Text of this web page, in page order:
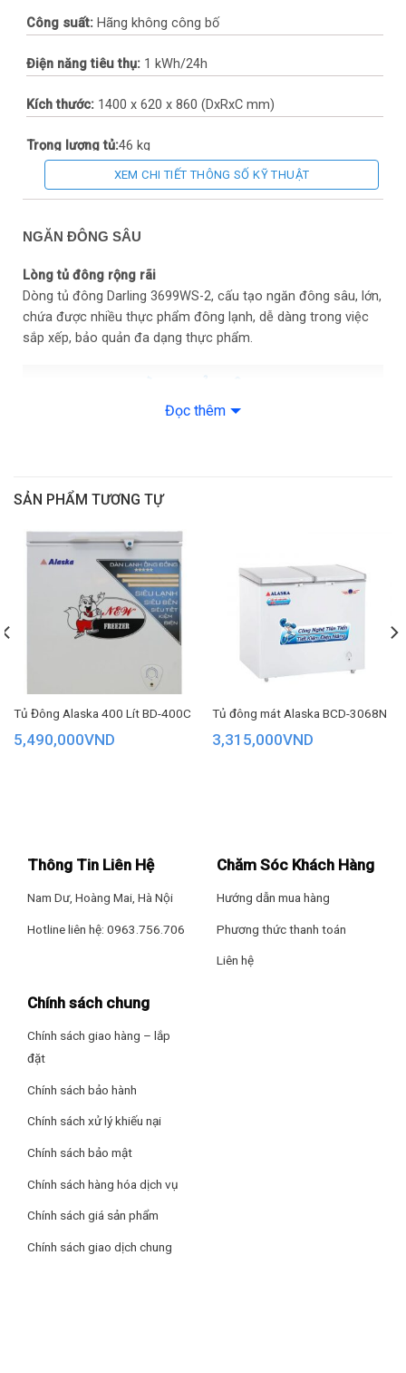
Công suất: Hãng không công bố
Điện năng tiêu thụ: 1 kWh/24h
Kích thước: 1400 x 620 x 860 (DxRxC mm)
Trọng lượng tủ:46 kg
Chất liệu dàn lạnh:Ống đồng
Số cửa: 2 cửa
Số ngăn:2 ngăn (1 đông + 1 mát)
Nhiệt độ (°C):Mát 0°C ~ 10°C, Đông 0ºC < -30ºC
Làm lạnh nhanh:
Việt Nam
Darling
Bảo hành:24 tháng
XEM CHI TIẾT THÔNG SỐ KỸ THUẬT
NGĂN ĐÔNG SÂU
Lòng tủ đông rộng rãi
Dòng tủ đông Darling 3699WS-2, cấu tạo ngăn đông sâu, lớn,
chứa được nhiều thực phẩm đông lạnh, dễ dàng trong việc
sắp xếp, bảo quản đa dạng thực phẩm.
SMART FREEZER
Đọc thêm
SẢN PHẨM TƯƠNG TỰ
Tủ Đông Alaska 400 Lít BD-400C
5,490,000VND
Tủ đông mát Alaska BCD-3068N
3,315,000VND
Thông Tin Liên Hệ
Nam Dư, Hoàng Mai, Hà Nội
Hotline liên hệ: 0963.756.706
Chăm Sóc Khách Hàng
Hướng dẫn mua hàng
Phương thức thanh toán
Liên hệ
Chính sách chung
Chính sách giao hàng – lắp
đặt
Chính sách bảo hành
Chính sách xử lý khiếu nại
Chính sách bảo mật
Chính sách hàng hóa dịch vụ
Chính sách giá sản phẩm
Chính sách giao dịch chung